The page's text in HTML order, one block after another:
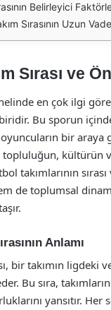
Belirleyici
Sırasının Uzun
Sırası ve
en çok ilgi
Bu sporun
oyuncuların bir
topluluğun, kültürün
takımlarının
de toplumsal
Anlamı
bir takımın ligdeki
Bu sıra,
yansıtır. Her